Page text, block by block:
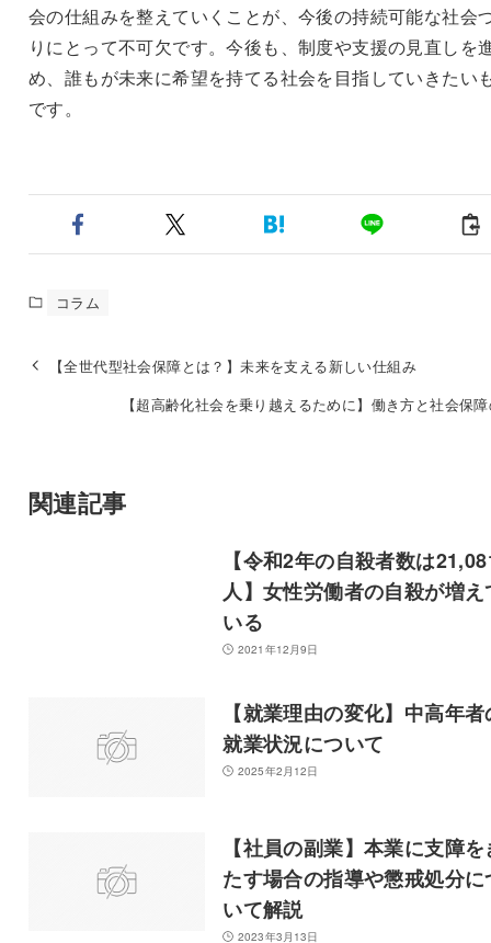
会の仕組みを整えていくことが、今後の持続可能な社会
りにとって不可欠です。今後も、制度や支援の見直しを
め、誰もが未来に希望を持てる社会を目指していきたい
です。
コラム
【全世代型社会保障とは？】未来を支える新しい仕組み
【超高齢化社会を乗り越えるために】働き方と社会保
関連記事
【令和2年の自殺者数は
人】女性労働者の自殺が増え
いる
2021年12月9日
【就業理由の変化】中高年者
就業状況について
2025年2月12日
【社員の副業】本業に支障を
たす場合の指導や懲戒処分に
いて解説
2023年3月13日